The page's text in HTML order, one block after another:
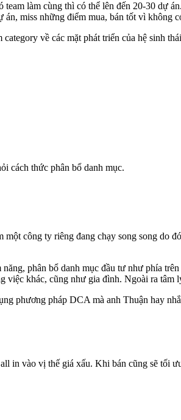
làm cùng thì có thể lên đến 20-30 dự
miss những điểm mua, bán tốt vì không
về các mặt phát triển của hệ sinh
cách thức phân bổ danh mục.
công ty riêng đang chạy song song do
phân bổ danh mục đầu tư như phía
khác, cũng như gia đình. Ngoài ra tâm
phương pháp DCA mà anh Thuận hay
in vào vị thế giá xấu. Khi bán cũng sẽ tối